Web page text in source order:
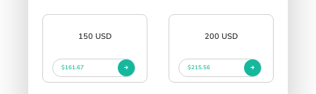
150 USD
$161.67
200 USD
$215.56